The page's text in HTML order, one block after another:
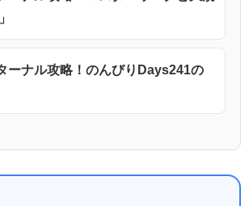
ーナル攻略！のんびりDays241の